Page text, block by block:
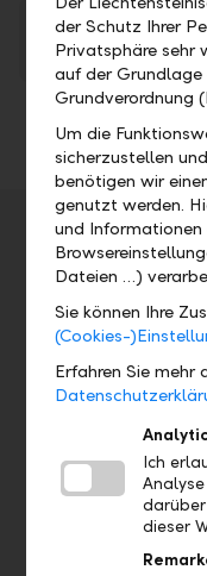
2016
LLB-Gruppe –
Adresse
Di, 14.03.2017
7.00 Uhr,
10.30 Uhr,
der Schutz Ihrer
Privatsphäre sehr
auf der
Grundverordnung
Um die
sicherzustellen
benötigen wir
genutzt werden.
und Informationen
Dateien …)
Sie können Ihre
(Cookies-
Erfahren Sie mehr
Ich
dieser